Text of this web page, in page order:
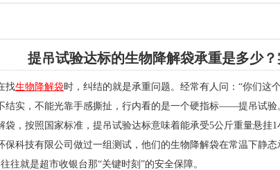
提吊试验达标的生物降解袋承重是多少
找生物降解袋时，纠结的就是承重问题。经常有人问：“你们这
结实，不能光靠手感撕扯，行内看的是一个硬指标——提吊试验
袋，按照国家标准，提吊试验达标意味着能承受5公斤重量悬挂
保科技有限公司做过一组测试，他们的生物降解袋在常温下静
往就是超市收银台那“关键时刻”的安全保障。